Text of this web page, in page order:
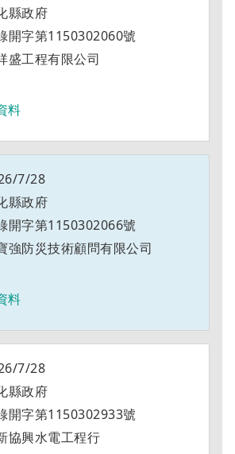
縣政府
開字第1150302060號
盛工程有限公司
料
7/28
縣政府
開字第1150302066號
強防災技術顧問有限公司
料
7/28
縣政府
開字第1150302933號
協興水電工程行